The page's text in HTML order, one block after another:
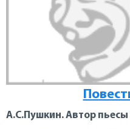
А.С.Пушкин. Автор